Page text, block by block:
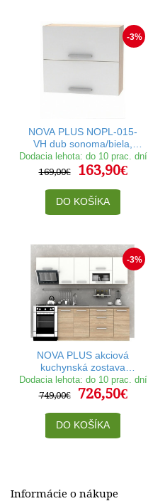
-3%
NOVA PLUS NOPL-015-
VH dub sonoma/biela,
horná výklopná skrinka v
šírke 80 cm
Dodacia lehota: do 10 prac. dní
169,00€
163,90€
DO KOŠÍKA
-3%
NOVA PLUS akciová
kuchynská zostava
180/240 dub sonoma/biela
Dodacia lehota: do 10 prac. dní
749,00€
726,50€
DO KOŠÍKA
Informácie o nákupe